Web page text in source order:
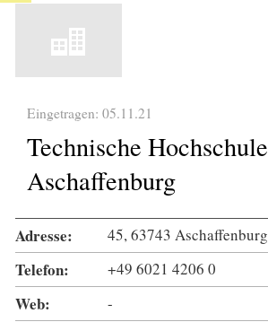
Eingetragen: 05.11.21
Technische Hochschule
Aschaffenburg
Adresse: 45, 63743 Aschaffenburg
Telefon: +49 6021 4206 0
Web: -